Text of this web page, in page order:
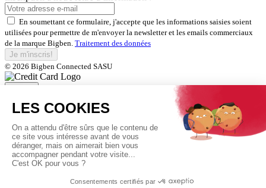
En soumettant ce formulaire, j'accepte que les informations saisies soient
utilisées pour permettre de m'envoyer la newsletter et les emails commerciaux
de la marque Bigben. Traitement des données
Je m'inscris!
© 2026 Bigben Connected SASU
Inscrivez-vous et bénéficiez de
nos offres exclusives
En soumettant ce formulaire, j'accepte que les informations saisies soient
utilisées pour permettre de m'envoyer la newsletter et les emails commerciaux